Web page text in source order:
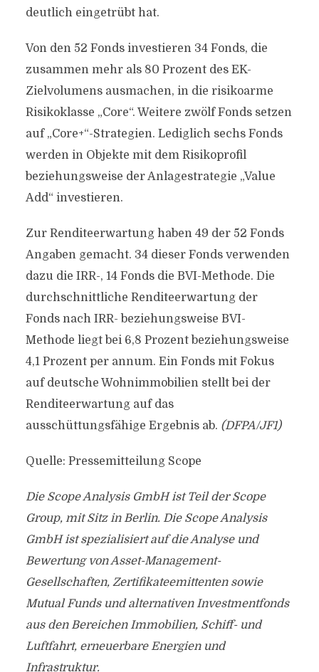
deutlich eingetrübt hat.
Von den 52 Fonds investieren 34 Fonds, die
zusammen mehr als 80 Prozent des EK-
Zielvolumens ausmachen, in die risikoarme
Risikoklasse „Core“. Weitere zwölf Fonds setzen
auf „Core+“-Strategien. Lediglich sechs Fonds
werden in Objekte mit dem Risikoprofil
beziehungsweise der Anlagestrategie „Value
Add“ investieren.
Zur Renditeerwartung haben 49 der 52 Fonds
Angaben gemacht. 34 dieser Fonds verwenden
dazu die IRR-, 14 Fonds die BVI-Methode. Die
durchschnittliche Renditeerwartung der
Fonds nach IRR- beziehungsweise BVI-
Methode liegt bei 6,8 Prozent beziehungsweise
4,1 Prozent per annum. Ein Fonds mit Fokus
auf deutsche Wohnimmobilien stellt bei der
Renditeerwartung auf das
ausschüttungsfähige Ergebnis ab. (DFPA/JF1)
Quelle: Pressemitteilung Scope
Die Scope Analysis GmbH ist Teil der Scope
Group, mit Sitz in Berlin. Die Scope Analysis
GmbH ist spezialisiert auf die Analyse und
Bewertung von Asset-Management-
Gesellschaften, Zertifikateemittenten sowie
Mutual Funds und alternativen Investmentfonds
aus den Bereichen Immobilien, Schiff- und
Luftfahrt, erneuerbare Energien und
Infrastruktur.